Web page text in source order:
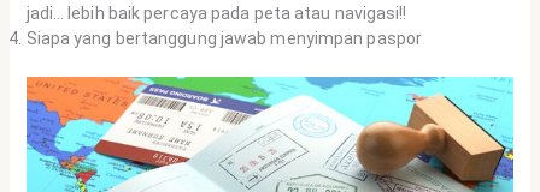
jadi… lebih baik percaya pada peta atau navigasi!!
Siapa yang bertanggung jawab menyimpan paspor